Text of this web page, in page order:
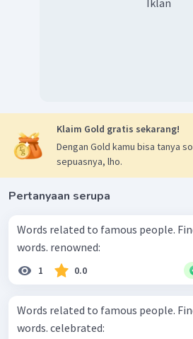
Klaim Gold gratis sekarang!
Dengan Gold kamu bisa tanya
sepuasnya, lho.
Pertanyaan serupa
Words related to famous people.
words. renowned:
1 0.0
Words related to famous people.
words. celebrated: